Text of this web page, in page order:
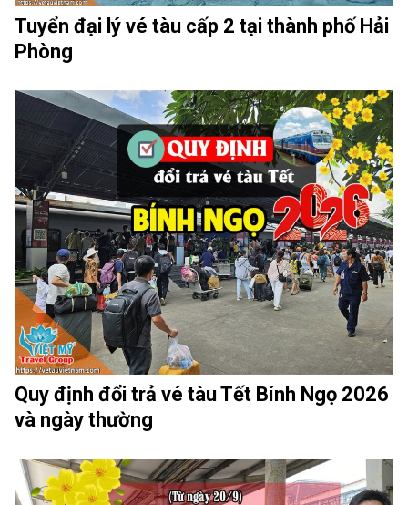
Tuyển đại lý vé tàu cấp 2 tại thành phố Hải
Phòng
Quy định đổi trả vé tàu Tết Bính Ngọ 2026
và ngày thường